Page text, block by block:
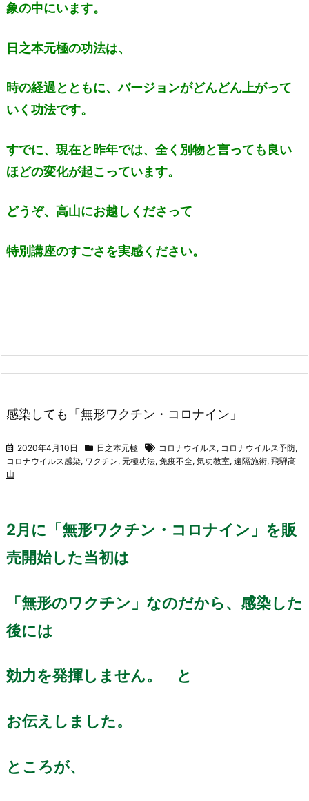
象の中にいます。
日之本元極の功法は、
時の経過とともに、バージョンがどんどん上がって
いく功法です。
すでに、現在と昨年では、全く別物と言っても良い
ほどの変化が起こっています。
どうぞ、高山にお越しくださって
特別講座のすごさを実感ください。
感染しても「無形ワクチン・コロナイン」
2020年4月10日 日之本元極 コロナウイルス, コロナウイルス予防,
コロナウイルス感染, ワクチン, 元極功法, 免疫不全, 気功教室, 遠隔施術, 飛騨高
山
2月に「無形ワクチン・コロナイン」を販
売開始した当初は
「無形のワクチン」なのだから、感染した
後には
効力を発揮しません。 と
お伝えしました。
ところが、